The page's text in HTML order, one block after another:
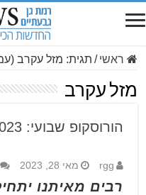
ראשי / תגית: מזל עקרב
מזל עקרב
הורוסקופ שבועי: 28.5-3.6.2023
rgg מאי 28, 2023
רבים מאיתנו